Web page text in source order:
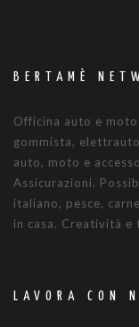
BERTAMÈ
Officina auto e
gommista,
auto, moto e
Assicurazioni.
italiano, pesce,
in casa. Creatività e
LAVORA CON